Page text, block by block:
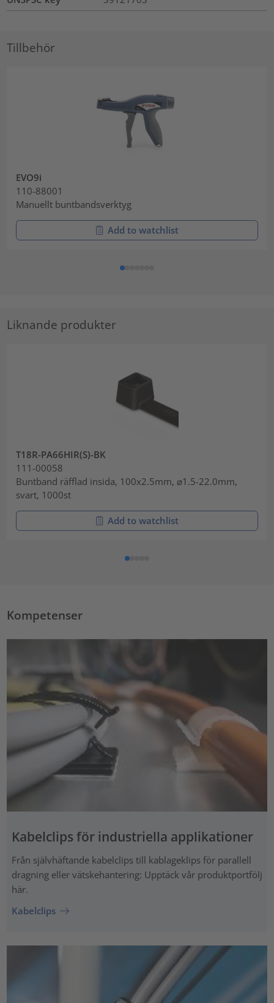
Tillbehör
EVO9i
110-88001
Manuellt buntbandsverktyg
Add to watchlist
Liknande produkter
T18R-PA66HIR(S)-BK
111-00058
Buntband räfflad insida, 100x2.5mm, ⌀1.5-22.0mm,
svart, 1000st
Add to watchlist
Kompetenser
Kabelclips för industriella applikationer
Från självhäftande kabelclips till kablageklips för parallell
dragning eller vätskehantering: Upptäck vår produktportfölj
här.
Kabelclips